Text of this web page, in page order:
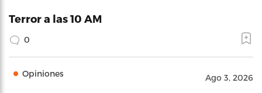
Terror a las 10 AM
0
Opiniones Ago 3, 2026